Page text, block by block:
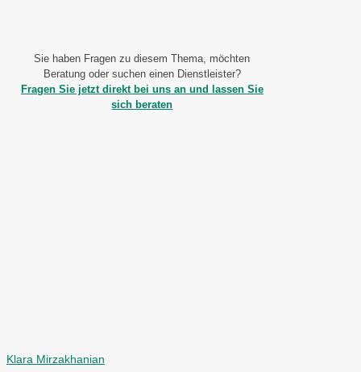
Sie haben Fragen zu diesem Thema, möchten
Beratung oder suchen einen Dienstleister?
Fragen Sie jetzt direkt bei uns an und lassen Sie
sich beraten
Klara Mirzakhanian